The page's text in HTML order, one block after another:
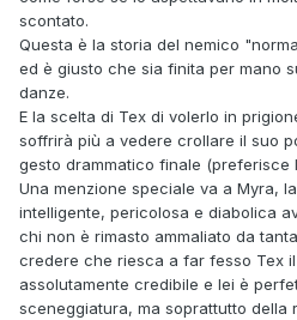
scontato.
Questa è la storia del nemico
ed è giusto che sia finita per mano
danze.
E la scelta di Tex di volerlo in
soffrirà più a vedere crollare il suo
gesto drammatico finale (preferisce
Una menzione speciale va a Myra,
intelligente, pericolosa e diabolica
chi non è rimasto ammaliato da
credere che riesca a far fesso Tex
assolutamente credibile e lei è
sceneggiatura, ma soprattutto